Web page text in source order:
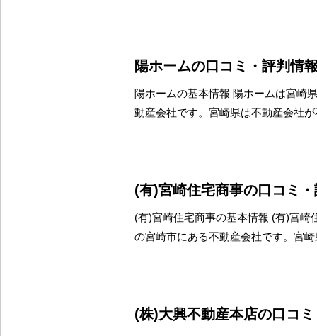
陽ホームの口コミ・評判情
陽ホームの基本情報 陽ホームは宮崎
動産会社です。宮崎県は不動産会社
(有)宮崎住宅商事の口コミ
(有)宮崎住宅商事の基本情報 (有)宮崎
の宮崎市にある不動産会社です。宮
(株)大興不動産本店の口コ